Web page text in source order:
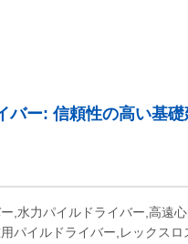
バー: 信頼性の高い基
,水力パイルドライバー,高遠
パイルドライバー,レックス